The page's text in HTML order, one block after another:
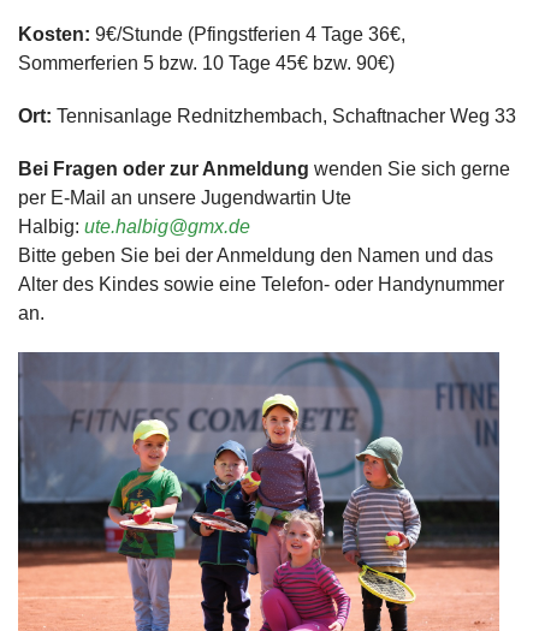
Kosten: 9€/Stunde (Pfingstferien 4 Tage 36€,
Sommerferien 5 bzw. 10 Tage 45€ bzw. 90€)
Ort: Tennisanlage Rednitzhembach, Schaftnacher Weg 33
Bei Fragen oder zur Anmeldung wenden Sie sich gerne
per E-Mail an unsere Jugendwartin Ute
Halbig: ute.halbig@gmx.de
Bitte geben Sie bei der Anmeldung den Namen und das
Alter des Kindes sowie eine Telefon- oder Handynummer
an.